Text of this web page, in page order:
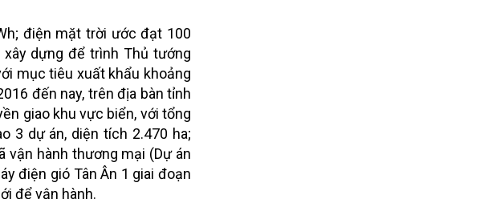
điện mặt trời ước đạt 100
dựng để trình Thủ tướng
mục tiêu xuất khẩu khoảng
đến nay, trên địa bàn tỉnh
giao khu vực biển, với tổng
3 dự án, diện tích 2.470 ha;
vận hành thương mại (Dự án
điện gió Tân Ân 1 giai đoạn
để vận hành.